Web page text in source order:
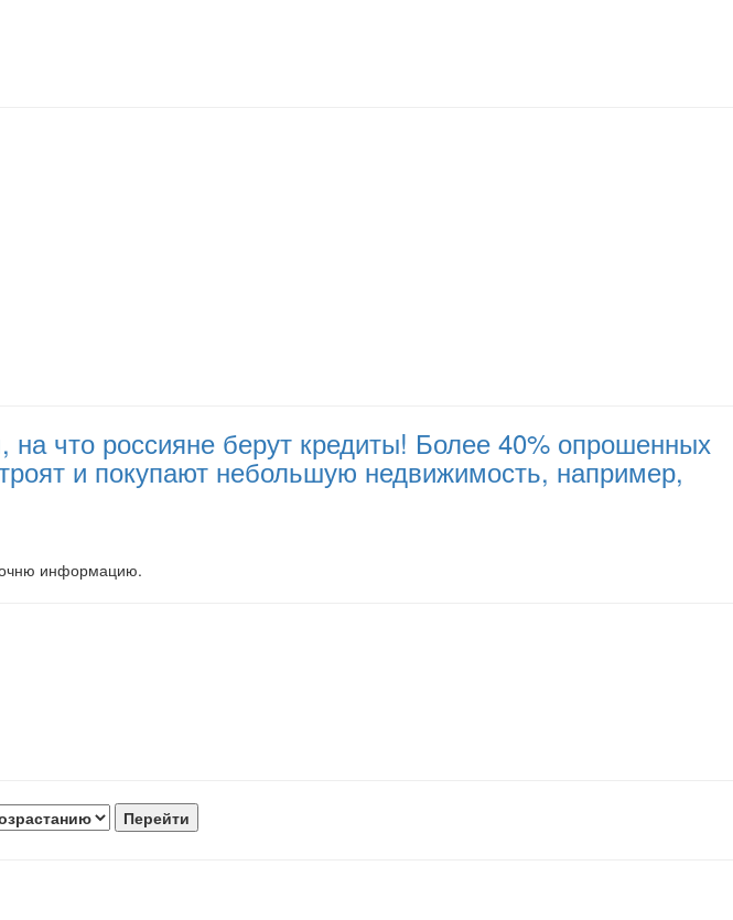
что россияне берут кредиты! Более 40% опрошенных
и покупают небольшую недвижимость, например,
информацию.